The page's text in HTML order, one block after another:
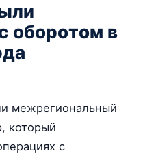
оборотом в
межрегиональный
который
с